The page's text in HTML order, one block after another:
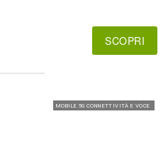
SCOPRI
MOBILE 5G CONNETTIVITÀ E VOCE